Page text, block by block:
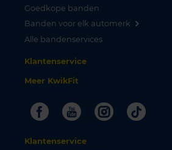
Goedkope banden
Banden voor elk automerk
Alle bandenservices
Klantenservice
Meer KwikFit
FacebookYoutubeInstagram
Tiktok
Klantenservice